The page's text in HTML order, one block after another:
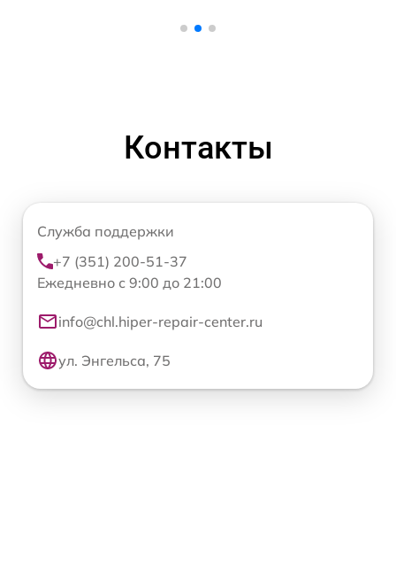
Контакты
Служба поддержки
+7 (351) 200-51-37
Ежедневно с 9:00 до 21:00
info@chl.hiper-repair-center.ru
ул. Энгельса, 75